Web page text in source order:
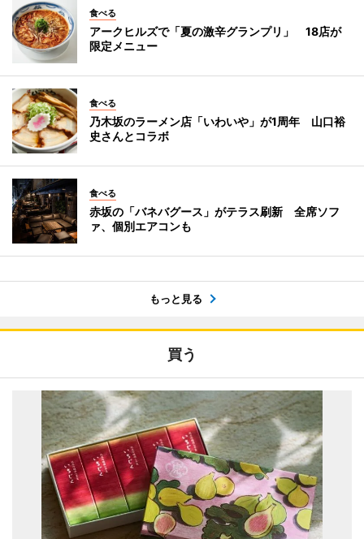
食べる
アークヒルズで「夏の激辛グランプリ」 18店が
限定メニュー
食べる
乃木坂のラーメン店「いわいや」が1周年 山口裕
史さんとコラボ
食べる
赤坂の「バネバグース」がテラス刷新 全席ソフ
ァ、個別エアコンも
もっと見る
買う